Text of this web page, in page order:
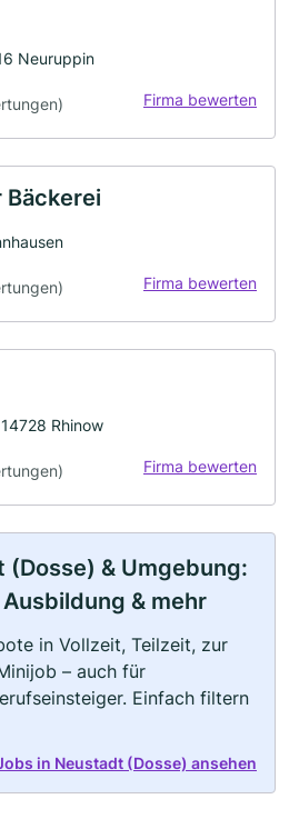
Neuruppin
Firma bewerten
Firma bewerten
Rhinow
Firma bewerten
(Dosse) & Umgebung:
& mehr
in Vollzeit, Teilzeit, zur
– auch für
Einfach filtern
in Neustadt (Dosse) ansehen